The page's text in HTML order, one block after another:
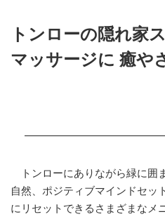
トンローの隠れ家
マッサージに 癒や
トンローにありながら緑に囲
自然、ポジティブマインドセッ
にリセットできるさまざまなメ